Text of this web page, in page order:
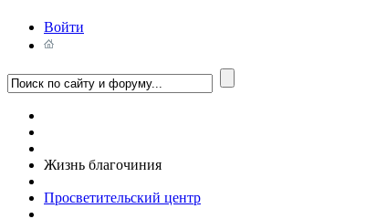
Войти
Жизнь благочиния
Просветительский центр